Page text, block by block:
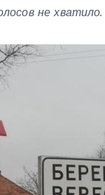
не хватило.